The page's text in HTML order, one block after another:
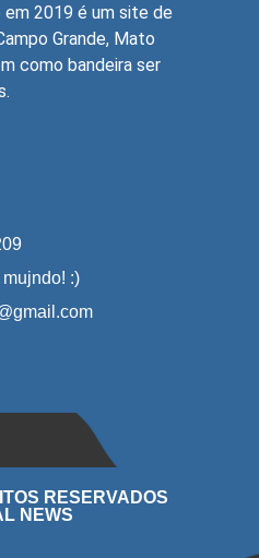
2019 é um site de
Grande, Mato
como bandeira ser
:)
RESERVADOS
NEWS